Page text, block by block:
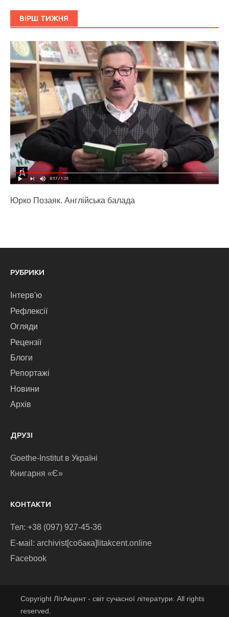
ВІРШ ТИЖНЯ
Юрко Позаяк. Англійська балада
РУБРИКИ
Інтерв'ю
Рефлексії
Огляди
Рецензії
Блоги
Репортажі
Новини
Архів
ДРУЗІ
Goethe-Institut в Україні
Книгарня «Є»
КОНТАКТИ
Тел: +38 (097) 927-45-36
E-маіl: archivist[собака]litakcent.online
Facebook
Copyright ЛітАкцент - світ сучасної літератури. All rights
reserved.